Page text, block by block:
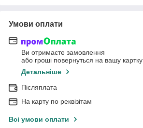
Умови оплати
Ви отримаєте замовлення
або гроші повернуться на вашу картку
Детальніше
Післяплата
На карту по реквізітам
Всі умови оплати